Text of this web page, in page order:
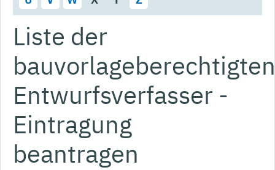
Liste der
bauvorlageberechtigten
Entwurfsverfasser -
Eintragung
beantragen